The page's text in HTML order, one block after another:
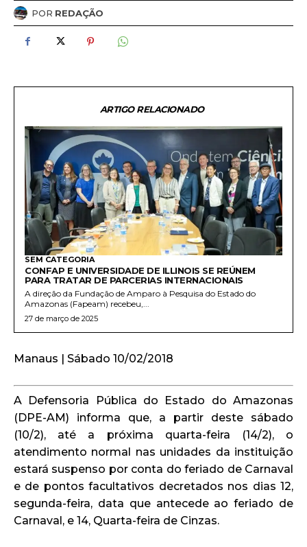
POR REDAÇÃO
ARTIGO RELACIONADO
SEM CATEGORIA
CONFAP E UNIVERSIDADE DE ILLINOIS SE REÚNEM
PARA TRATAR DE PARCERIAS INTERNACIONAIS
A direção da Fundação de Amparo à Pesquisa do Estado do
Amazonas (Fapeam) recebeu,...
27 de março de 2025
Manaus | Sábado 10/02/2018
A Defensoria Pública do Estado do Amazonas
(DPE-AM) informa que, a partir deste sábado
(10/2), até a próxima quarta-feira (14/2), o
atendimento normal nas unidades da instituição
estará suspenso por conta do feriado de Carnaval
e de pontos facultativos decretados nos dias 12,
segunda-feira, data que antecede ao feriado de
Carnaval, e 14, Quarta-feira de Cinzas.